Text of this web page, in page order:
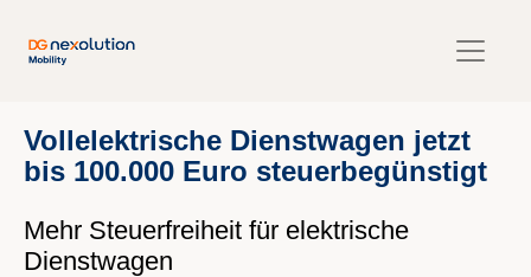
Vollelektrische Dienstwagen jetzt
bis 100.000 Euro steuerbegünstigt
Mehr Steuerfreiheit für elektrische
Dienstwagen